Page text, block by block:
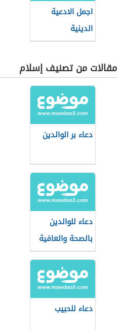
اجمل الادعية
الدينية
مقالات من تصنيف إسلام
دعاء بر الوالدين
دعاء للوالدين
بالصحة والعافية
دعاء للحبيب